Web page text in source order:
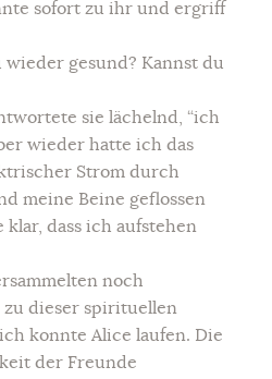
sofort zu ihr und ergriff
wieder gesund? Kannst du
sie lächelnd, “ich
wieder hatte ich das
Strom durch
meine Beine geflossen
dass ich aufstehen
noch
zu dieser spirituellen
konnte Alice laufen. Die
der Freunde